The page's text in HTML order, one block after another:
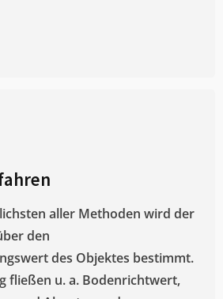
aller Methoden wird der
den
des Objektes bestimmt.
fließen u. a. Bodenrichtwert,